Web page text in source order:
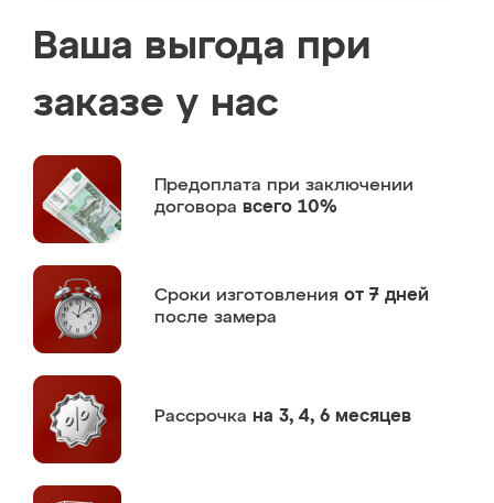
Ваша выгода при
заказе у нас
Предоплата при заключении
договора всего 10%
Сроки изготовления от 7 дней
после замера
Рассрочка на 3, 4, 6 месяцев